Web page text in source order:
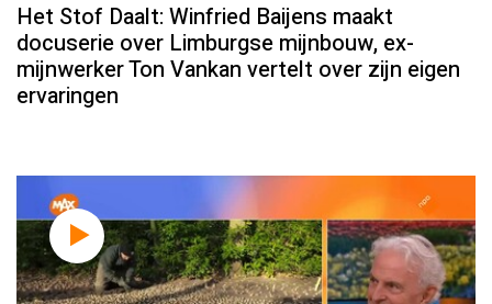
Het Stof Daalt: Winfried Baijens maakt
docuserie over Limburgse mijnbouw, ex-
mijnwerker Ton Vankan vertelt over zijn eigen
ervaringen